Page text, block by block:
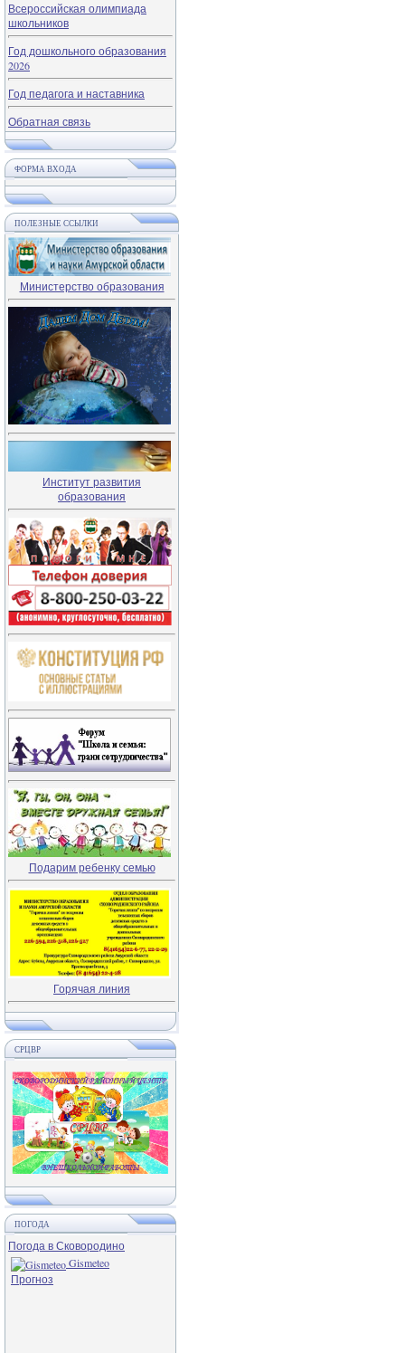
Всероссийская олимпиада
школьников
Год дошкольного образования
2026
Год педагога и наставника
Обратная связь
ФОРМА ВХОДА
ПОЛЕЗНЫЕ ССЫЛКИ
Министерство образования
Институт развития
образования
Подарим ребенку семью
Горячая линия
СРЦВР
ПОГОДА
Погода в Сковородино
Gismeteo
Прогноз